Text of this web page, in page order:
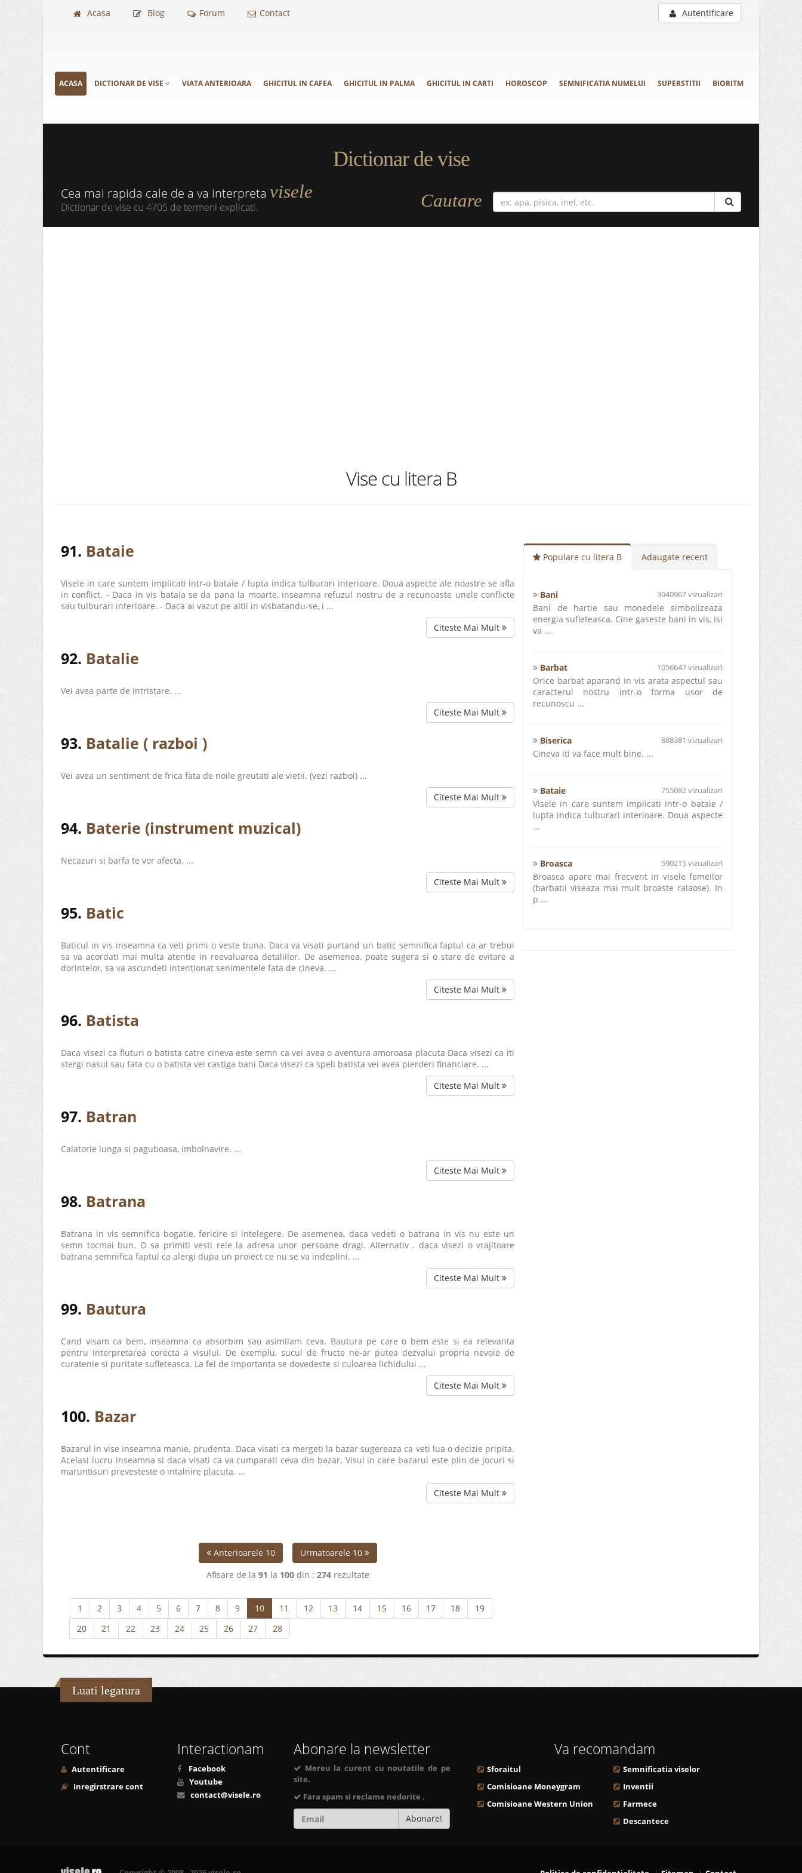
Acasa Blog Forum Contact Autentificare
ACASA DICTIONAR DE VISE VIATA ANTERIOARA GHICITUL IN CAFEA GHICITUL IN PALMA GHICITUL IN CARTI HOROSCOP SEMNIFICATIA NUMELUI SUPERSTITII BIORITM
Dictionar de vise
Cea mai rapida cale de a va interpreta visele
Dictionar de vise cu 4705 de termeni explicati. Cautare
Vise cu litera B
91. Bataie
Visele in care suntem implicati intr-o bataie / lupta indica tulburari interioare. Doua aspecte ale noastre se afla
in conflict. - Daca in vis bataia se da pana la moarte, inseamna refuzul nostru de a recunoaste unele conflicte
sau tulburari interioare. - Daca ai vazut pe altii in visbatandu-se, i ...
Citeste Mai Mult
92. Batalie
Vei avea parte de intristare. ...
Citeste Mai Mult
93. Batalie ( razboi )
Vei avea un sentiment de frica fata de noile greutati ale vietii. (vezi razboi) ...
Citeste Mai Mult
94. Baterie (instrument muzical)
Necazuri si barfa te vor afecta. ...
Citeste Mai Mult
95. Batic
Baticul in vis inseamna ca veti primi o veste buna. Daca va visati purtand un batic semnifica faptul ca ar trebui
sa va acordati mai multa atentie in reevaluarea detaliilor. De asemenea, poate sugera si o stare de evitare a
dorintelor, sa va ascundeti intentionat senimentele fata de cineva. ...
Citeste Mai Mult
96. Batista
Daca visezi ca fluturi o batista catre cineva este semn ca vei avea o aventura amoroasa placuta Daca visezi ca iti
stergi nasul sau fata cu o batista vei castiga bani Daca visezi ca speli batista vei avea pierderi financiare. ...
Citeste Mai Mult
97. Batran
Calatorie lunga si paguboasa, imbolnavire. ...
Citeste Mai Mult
98. Batrana
Batrana in vis semnifica bogatie, fericire si intelegere. De asemenea, daca vedeti o batrana in vis nu este un
semn tocmai bun. O sa primiti vesti rele la adresa unor persoane dragi. Alternativ . daca visezi o vrajitoare
batrana semnifica faptul ca alergi dupa un proiect ce nu se va indeplini. ...
Citeste Mai Mult
99. Bautura
Cand visam ca bem, inseamna ca absorbim sau asimilam ceva. Bautura pe care o bem este si ea relevanta
pentru interpretarea corecta a visului. De exemplu, sucul de fructe ne-ar putea dezvalui propria nevoie de
curatenie si puritate sufleteasca. La fel de importanta se dovedeste si culoarea lichidului ...
Citeste Mai Mult
100. Bazar
Bazarul in vise inseamna manie, prudenta. Daca visati ca mergeti la bazar sugereaza ca veti lua o decizie pripita.
Acelasi lucru inseamna si daca visati ca va cumparati ceva din bazar. Visul in care bazarul este plin de jocuri si
maruntisuri prevesteste o intalnire placuta. ...
Citeste Mai Mult
Anterioarele 10
Urmatoarele 10
Afisare de la 91 la 100din : 274rezultate
1 2 3 4 5 6 7 8 9 10 11 12 13 14 15 16 17 18
19
20
21 22 23 24 25 26 27 28
Populare cu litera B Adaugate recent
Bani 3940967 vizualizari
Bani de hartie sau monedele simbolizeaza
energia sufleteasca. Cine gaseste bani in vis, isi
va ...
Barbat 1056647 vizualizari
Orice barbat aparand in vis arata aspectul sau
caracterul nostru intr-o forma usor de
recunoscu ...
Biserica 888381 vizualizari
Cineva iti va face mult bine. ...
Bataie 755082 vizualizari
Visele in care suntem implicati intr-o bataie /
lupta indica tulburari interioare. Doua aspecte
...
Broasca 590215 vizualizari
Broasca apare mai frecvent in visele femeilor
(barbatii viseaza mai mult broaste raiaose). In
p ...
Luati legatura
Cont
Autentificare
Inregirstrare cont
Interactionam
Facebook
Youtube
contact@visele.ro
Abonare la newsletter
Mereu la curent cu noutatile de pe
site.
Fara spam si reclame nedorite .
Abonare!
Va recomandam
Sforaitul
Comisioane Moneygram
Comisioane Western Union
Semnificatia viselor
Inventii
Farmece
Descantece